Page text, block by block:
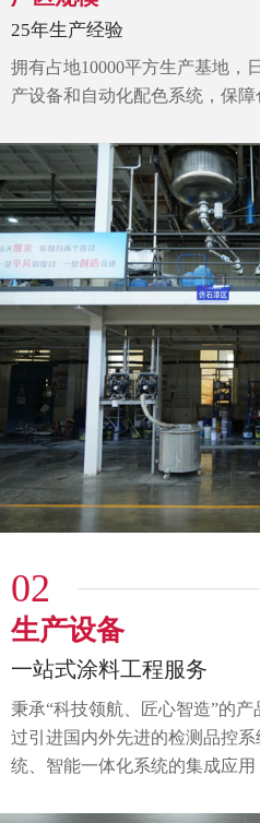
25年生产经验
拥有占地10000平方生产基地，
产设备和自动化配色系统， 保障
02
生产设备
一站式涂料工程服务
秉承“科技领航、匠心智造”的产
过引进国内外先进的检测品控系
统、智能一体化系统的集成应用